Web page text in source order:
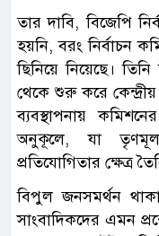
তার দাবি, বিজেপি
হয়নি, বরং নির্বাচন
ছিনিয়ে নিয়েছে। তিনি
থেকে শুরু করে
ব্যবস্থাপনায়
অনুকূলে, যা
প্রতিযোগিতার ক্ষেত্র
বিপুল জনসমর্থন
সাংবাদিকদের এমন